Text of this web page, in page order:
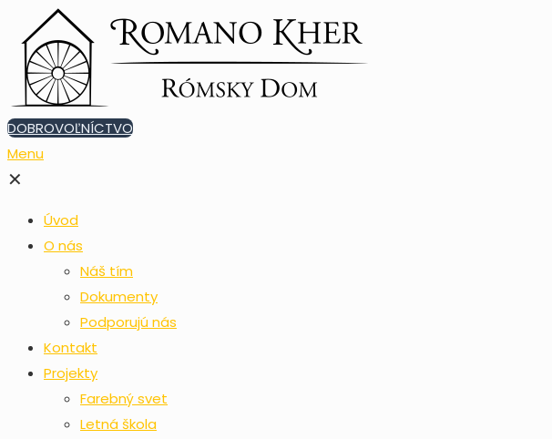
DOBROVOĽNÍCTVO
Menu
✕
Úvod
O nás
Náš tím
Dokumenty
Podporujú nás
Kontakt
Projekty
Farebný svet
Letná škola